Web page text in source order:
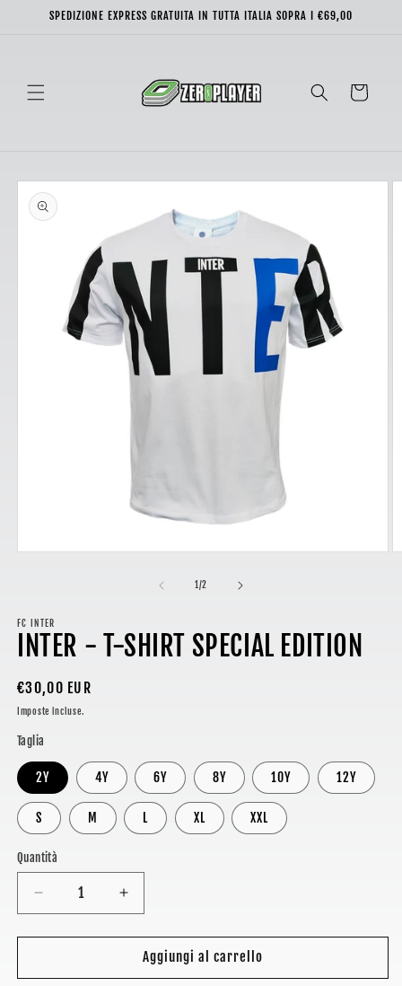
direttamente
SPEDIZIONE EXPRESS GRATUITA IN TUTTA ITALIA SOPRA I €69,00
Carrello
Passa alle
informazioni
sul prodotto
finestra
modale
1 /su
2
FC INTER
INTER - T-SHIRT SPECIAL EDITION
Prezzo
di
listino
€30,00 EUR
Imposte incluse.
Taglia
2Y 4Y 6Y 8Y 10Y 12Y
S M L XL XXL
Quantità
Diminuisci
quantità
per
-
Aumenta
quantità
per
INTER
-
Aggiungi al carrello